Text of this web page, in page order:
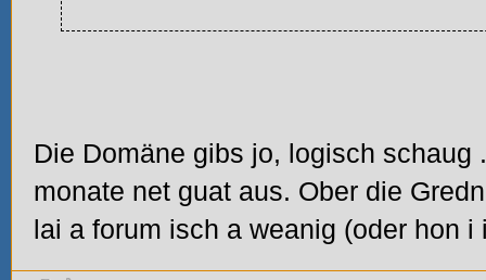
Die Domäne gibs jo, logisch schaug
monate net guat aus. Ober die
lai a forum isch a weanig (oder hon i